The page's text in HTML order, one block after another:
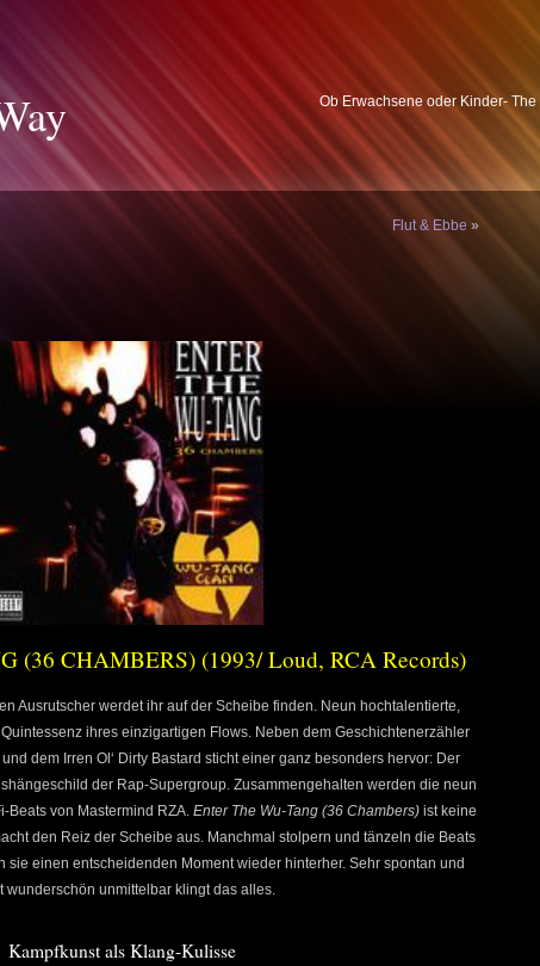
Ob Erwachsene oder Kinder-
Flut & Ebbe »
(36 CHAMBERS) (1993/ Loud, RCA Records)
Ausrutscher werdet ihr auf der Scheibe finden. Neun hochtalentierte,
ihres einzigartigen Flows. Neben dem Geschichtenerzähler
dem Irren Ol‘ Dirty Bastard sticht einer ganz besonders hervor: Der
der Rap-Supergroup. Zusammengehalten werden die neun
von Mastermind RZA. Enter The Wu-Tang (36 Chambers)ist keine
den Reiz der Scheibe aus. Manchmal stolpern und tänzeln die Beats
sie einen entscheidenden Moment wieder hinterher. Sehr spontan und
wunderschön unmittelbar klingt das alles.
Kampfkunst als Klang-Kulisse